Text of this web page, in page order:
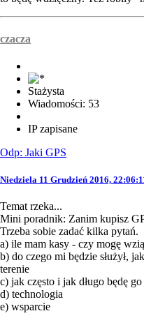
czacza
Stażysta
Wiadomości: 53
IP zapisane
Odp: Jaki GPS
Niedziela 11 Grudzień 2016,
Temat rzeka...
Mini poradnik: Zanim kupisz
Trzeba sobie zadać kilka pytań.
a) ile mam kasy - czy mogę
b) do czego mi będzie służył,
terenie
c) jak często i jak długo będę go
d) technologia
e) wsparcie